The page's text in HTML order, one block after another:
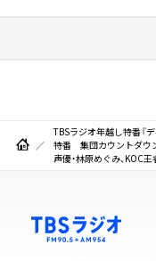
TBSラジオ年越し特番『
特番 集団カウントダウン
声優・林原めぐみ、KOC